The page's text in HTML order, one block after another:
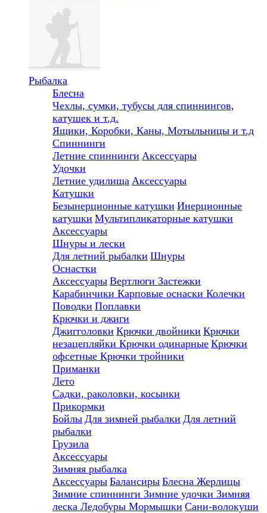
Рыбалка
Блесна
Чехлы, сумки, тубусы для спиннингов,
катушек и т.д.
Ящики, Коробки, Каны, Мотыльницы и т.д
Спиннинги
Летние спиннинги Аксессуары
Удочки
Летние удилища Аксессуары
Катушки
Безынерционные катушки Инерционные
катушки Мультипликаторные катушки
Аксессуары
Шнуры и лески
Для летний рыбалки Шнуры
Оснастки
Аксессуары Вертлюги Застежки
Карабинчики Карповые оснаски Колечки
Поводки Поплавки
Крючки и джиги
Джигголовки Крючки двойники Крючки
незацепляйки Крючки одинарные Крючки
офсетные Крючки тройники
Приманки
Лето
Садки, раколовки, косынки
Прикормки
Бойлы Для зимней рыбалки Для летний
рыбалки
Грузила
Аксессуары
Зимняя рыбалка
Аксессуары Балансиры Блесна Жерлицы
Зимние спиннинги Зимние удочки Зимняя
леска Ледобуры Мормышки Сани-волокуши